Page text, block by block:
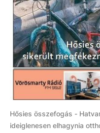
Hősies összefogás -
ideiglenesen elhagynia